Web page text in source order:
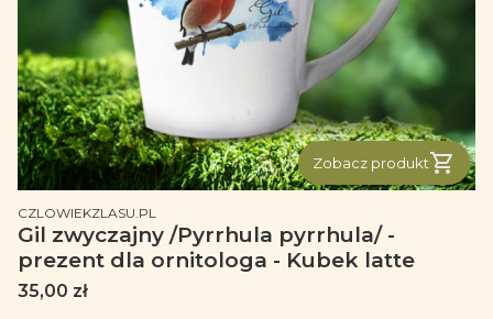
Zobacz produkt
PRODUCENT
CZLOWIEKZLASU.PL
Gil zwyczajny /Pyrrhula pyrrhula/ -
prezent dla ornitologa - Kubek latte
Cena
35,00 zł